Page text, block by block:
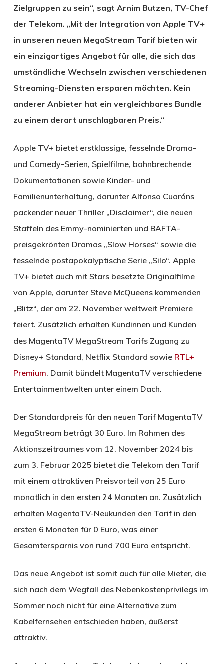
Zielgruppen zu sein“, sagt Arnim Butzen, TV-Chef
der Telekom. „Mit der Integration von Apple TV+
in unseren neuen MegaStream Tarif bieten wir
ein einzigartiges Angebot für alle, die sich das
umständliche Wechseln zwischen verschiedenen
Streaming-Diensten ersparen möchten. Kein
anderer Anbieter hat ein vergleichbares Bundle
zu einem derart unschlagbaren Preis.“
Apple TV+ bietet erstklassige, fesselnde Drama-
und Comedy-Serien, Spielfilme, bahnbrechende
Dokumentationen sowie Kinder- und
Familienunterhaltung, darunter Alfonso Cuaróns
packender neuer Thriller „Disclaimer“, die neuen
Staffeln des Emmy-nominierten und BAFTA-
preisgekrönten Dramas „Slow Horses“ sowie die
fesselnde postapokalyptische Serie „Silo“. Apple
TV+ bietet auch mit Stars besetzte Originalfilme
von Apple, darunter Steve McQueens kommenden
„Blitz“, der am 22. November weltweit Premiere
feiert. Zusätzlich erhalten Kundinnen und Kunden
des MagentaTV MegaStream Tarifs Zugang zu
Disney+ Standard, Netflix Standard sowie RTL+
Premium. Damit bündelt MagentaTV verschiedene
Entertainmentwelten unter einem Dach.
Der Standardpreis für den neuen Tarif MagentaTV
MegaStream beträgt 30 Euro. Im Rahmen des
Aktionszeitraumes vom 12. November 2024 bis
zum 3. Februar 2025 bietet die Telekom den Tarif
mit einem attraktiven Preisvorteil von 25 Euro
monatlich in den ersten 24 Monaten an. Zusätzlich
erhalten MagentaTV-Neukunden den Tarif in den
ersten 6 Monaten für 0 Euro, was einer
Gesamtersparnis von rund 700 Euro entspricht.
Das neue Angebot ist somit auch für alle Mieter, die
sich nach dem Wegfall des Nebenkostenprivilegs im
Sommer noch nicht für eine Alternative zum
Kabelfernsehen entschieden haben, äußerst
attraktiv.